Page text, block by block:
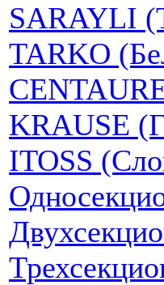
SARAYLI
TARKO
KRAUSE
ITOSS